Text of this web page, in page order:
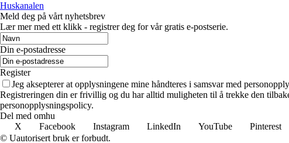
Huskanalen
Meld deg på vårt nyhetsbrev
Lær mer med ett klikk - registrer deg for vår gratis e-postserie.
Din e-postadresse
Register
Jeg aksepterer at opplysningene mine håndteres i samsvar med
Registreringen din er frivillig og du har alltid muligheten til å trekke den
personopplysningspolicy.
Del med omhu
X
Facebook Instagram LinkedIn YouTube Pinterest
© Uautorisert bruk er forbudt.